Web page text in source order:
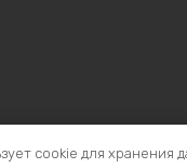
cookie для хранения